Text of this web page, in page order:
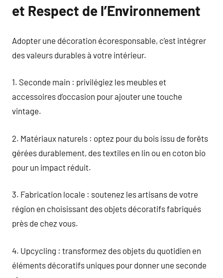
et Respect de l’Environnement
Adopter une décoration écoresponsable, c’est intégrer
des valeurs durables à votre intérieur.
1. Seconde main : privilégiez les meubles et
accessoires d’occasion pour ajouter une touche
vintage.
2. Matériaux naturels : optez pour du bois issu de forêts
gérées durablement, des textiles en lin ou en coton bio
pour un impact réduit.
3. Fabrication locale : soutenez les artisans de votre
région en choisissant des objets décoratifs fabriqués
près de chez vous.
4. Upcycling : transformez des objets du quotidien en
éléments décoratifs uniques pour donner une seconde